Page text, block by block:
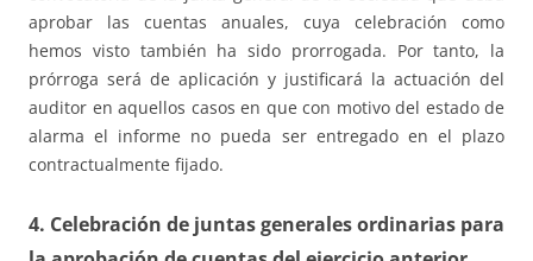
aprobar las cuentas anuales, cuya celebración como
hemos visto también ha sido prorrogada. Por tanto, la
prórroga será de aplicación y justificará la actuación del
auditor en aquellos casos en que con motivo del estado de
alarma el informe no pueda ser entregado en el plazo
contractualmente fijado.
4. Celebración de juntas generales ordinarias para